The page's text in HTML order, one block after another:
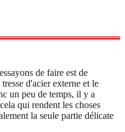
de faire est de
d'acier externe et le
un peu de temps, il y a
qui rendent les choses
la seule partie délicate